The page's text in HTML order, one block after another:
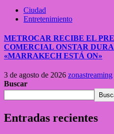
Ciudad
Entretenimiento
METROCAR RECIBE EL
COMERCIAL ONSTAR
«MARRAKECH ESTÁ ON»
3 de agosto de 2026 zonastreaming
Buscar
Entradas recientes